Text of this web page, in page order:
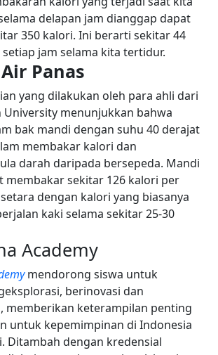
delapan jam dianggap dapat
350 kalori. Ini berarti sekitar 44
jam selama kita tertidur.
Panas
yang dilakukan oleh para ahli dari
menunjukkan bahwa
bak mandi dengan suhu 40 derajat
membakar kalori dan
darah daripada bersepeda. Mandi
membakar sekitar 126 kalori per
dengan kalori yang biasanya
kaki selama sekitar 25-30
Academy
mendorong siswa untuk
berinovasi dan
memberikan keterampilan penting
untuk kepemimpinan di Indonesia
Ditambah dengan kredensial